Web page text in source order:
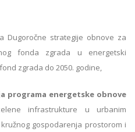
Dugoročne strategije obnove za
fonda zgrada u energetski
zgrada do 2050. godine,
programa energetske obnove
infrastrukture u urbanim
gospodarenja prostorom i